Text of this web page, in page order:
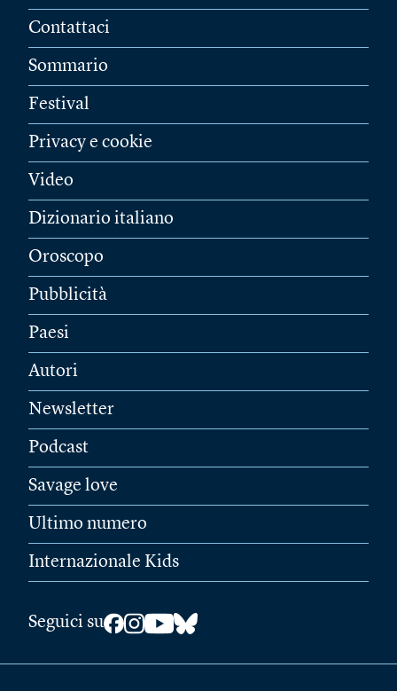
Contattaci
Sommario
Festival
Privacy e cookie
Video
Dizionario italiano
Oroscopo
Pubblicità
Paesi
Autori
Newsletter
Podcast
Savage love
Ultimo numero
Internazionale Kids
Seguici su